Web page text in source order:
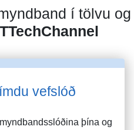
í tölvu og
vefslóð
myndbandsslóðina þína og